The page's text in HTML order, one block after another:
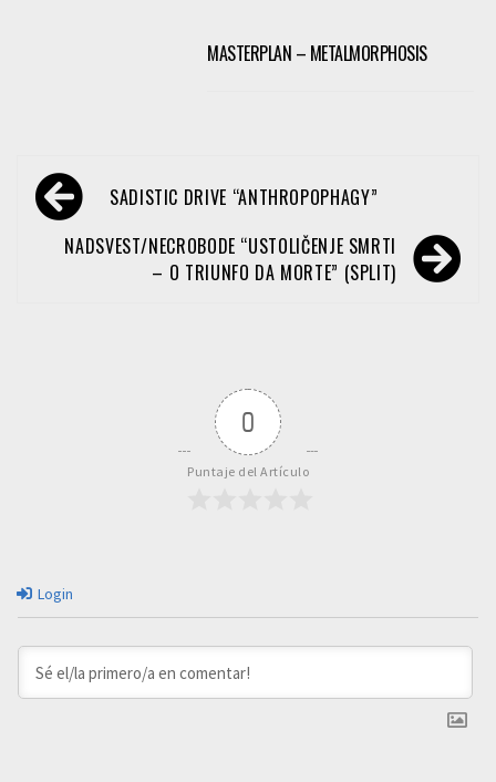
MASTERPLAN – METALMORPHOSIS
Navegación
de
entradas
SADISTIC DRIVE “ANTHROPOPHAGY”
NADSVEST/NECROBODE “USTOLIČENJE SMRTI
– O TRIUNFO DA MORTE” (SPLIT)
0
Puntaje del Artículo
Login